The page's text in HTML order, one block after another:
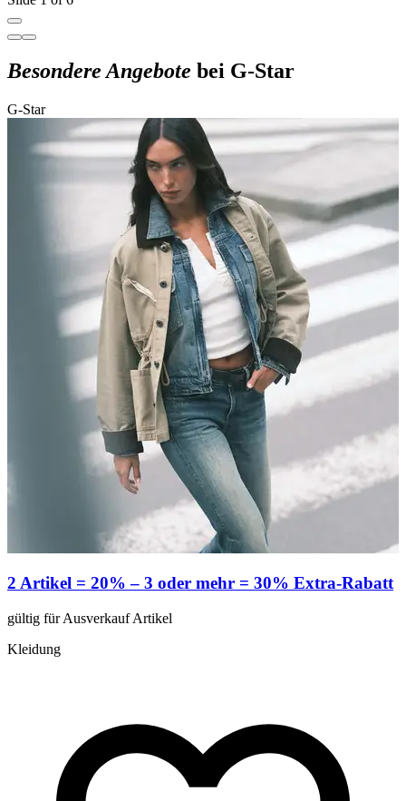
Besondere Angebote bei G-Star
G-Star
2 Artikel = 20% – 3 oder mehr = 30% Extra-Rabatt
gültig für Ausverkauf Artikel
Kleidung